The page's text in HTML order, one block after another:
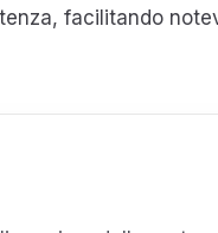
facilitando